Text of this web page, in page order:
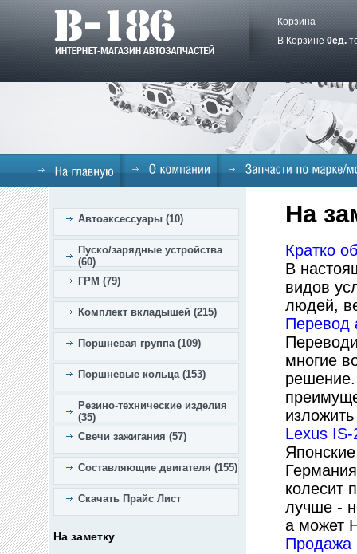
Корзина
В Корзине 0ед.
Автоаксессуары (10)
Пуско/зарядные устройства
(60)
ГРМ (79)
Комплект вкладышей (215)
Поршневая группа (109)
Поршневые кольца (153)
Резино-технические изделия
(35)
Свечи зажигания (57)
Составляющие двигателя (155)
Скачать Прайс Лист
На заметку
На
Кратко
В
видов
людей,
Перевод
многие
решение.
Lexus
колесит
лучше -
а может
Продажа